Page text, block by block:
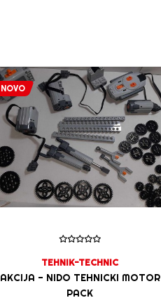
NOVO
TEHNIK-TECHNIC
AKCIJA - NIDO TEHNICKI MOTOR
PACK